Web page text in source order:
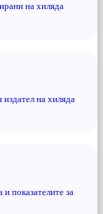
на хиляда
на хиляда
показателите за